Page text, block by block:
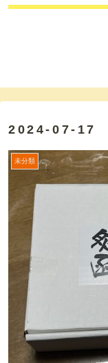
2024-07-17
未分類